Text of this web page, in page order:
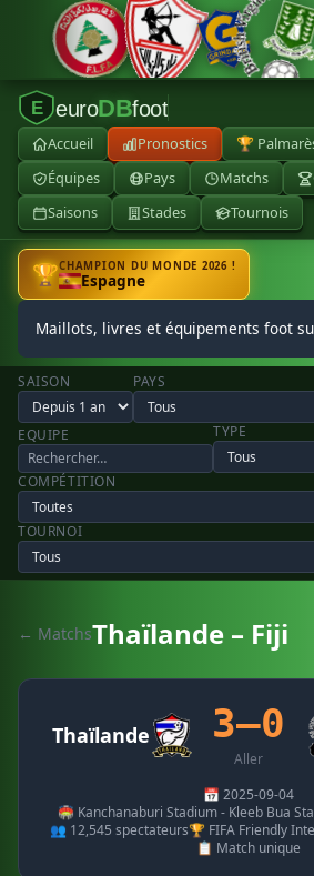
E euroDBfoot
Accueil Pronostics 🏆
Équipes
Pays Matchs
Saisons
Stades Tournois
🏆CHAMPION DU MONDE 2026 !
Espagne
Maillots, livres et équipements foot
SAISON PAYS
EQUIPE TYPE
COMPÉTITION
TOURNOI
← MatchsThaïlande – Fiji
Thaïlande 3–0
Aller
📅 2025-09-04
🏟️ Kanchanaburi Stadium - Kleeb Bua
👥 12,545 spectateurs🏆 FIFA Friendly
📋 Match unique